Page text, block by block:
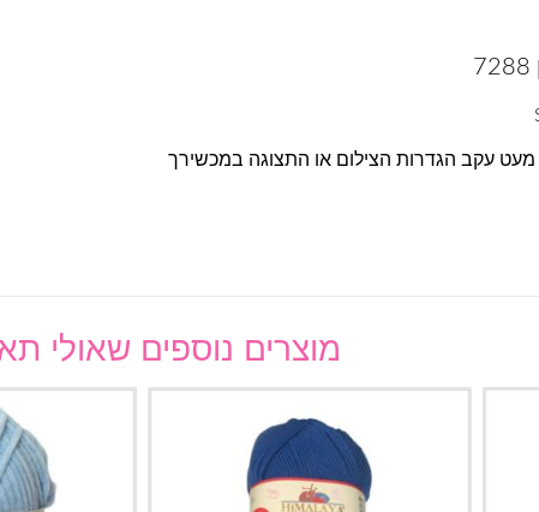
מעט עקב הגדרות הצילום או התצוגה במכשירך
מוצרים נוספים שאולי